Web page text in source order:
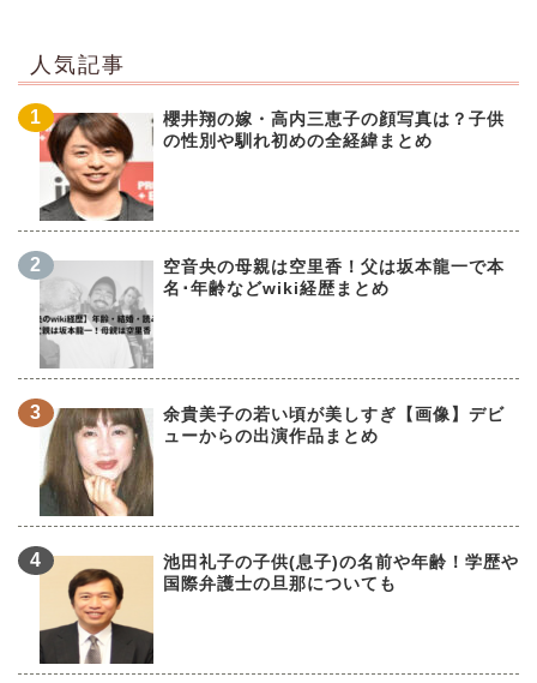
人気記事
櫻井翔の嫁・高内三恵子の顔写真は？子供
の性別や馴れ初めの全経緯まとめ
空音央の母親は空里香！父は坂本龍一で本
名･年齢などwiki経歴まとめ
余貴美子の若い頃が美しすぎ【画像】デビ
ューからの出演作品まとめ
池田礼子の子供(息子)の名前や年齢！学歴や
国際弁護士の旦那についても